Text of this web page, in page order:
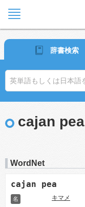
辞書検索
cajan pea
WordNet
cajan pea
名 キマメ